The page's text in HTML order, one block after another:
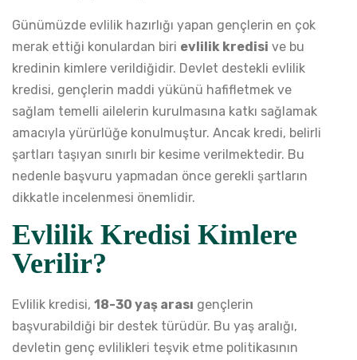
Günümüzde evlilik hazırlığı yapan gençlerin en çok
merak ettiği konulardan biri evlilik kredisi ve bu
kredinin kimlere verildiğidir. Devlet destekli evlilik
kredisi, gençlerin maddi yükünü hafifletmek ve
sağlam temelli ailelerin kurulmasına katkı sağlamak
amacıyla yürürlüğe konulmuştur. Ancak kredi, belirli
şartları taşıyan sınırlı bir kesime verilmektedir. Bu
nedenle başvuru yapmadan önce gerekli şartların
dikkatle incelenmesi önemlidir.
Evlilik Kredisi Kimlere
Verilir?
Evlilik kredisi, 18-30 yaş arası gençlerin
başvurabildiği bir destek türüdür. Bu yaş aralığı,
devletin genç evlilikleri teşvik etme politikasının